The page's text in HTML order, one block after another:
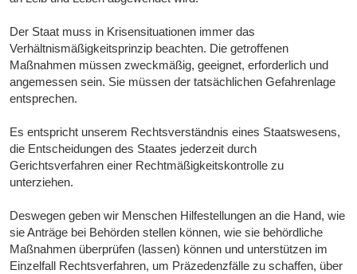
Der Staat muss in Krisensituationen immer das
Verhältnismäßigkeitsprinzip beachten. Die getroffenen
Maßnahmen müssen zweckmäßig, geeignet, erforderlich und
angemessen sein. Sie müssen der tatsächlichen Gefahrenlage
entsprechen.
Es entspricht unserem Rechtsverständnis eines Staatswesens,
die Entscheidungen des Staates jederzeit durch
Gerichtsverfahren einer Rechtmäßigkeitskontrolle zu
unterziehen.
Deswegen geben wir Menschen Hilfestellungen an die Hand, wie
sie Anträge bei Behörden stellen können, wie sie behördliche
Maßnahmen überprüfen (lassen) können und unterstützen im
Einzelfall Rechtsverfahren, um Präzedenzfälle zu schaffen, über